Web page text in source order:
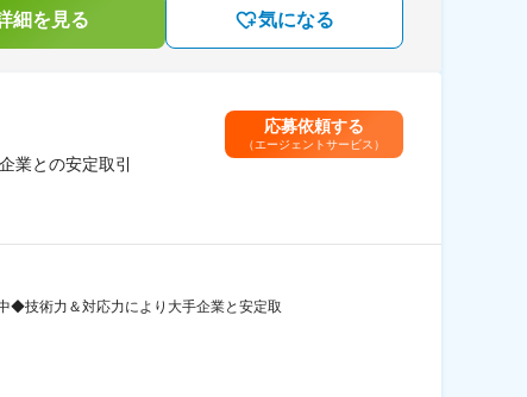
細を見る 気になる
業との安定取引
応募依頼する
（エージェントサービス）
技術力＆対応力により大手企業と安定取